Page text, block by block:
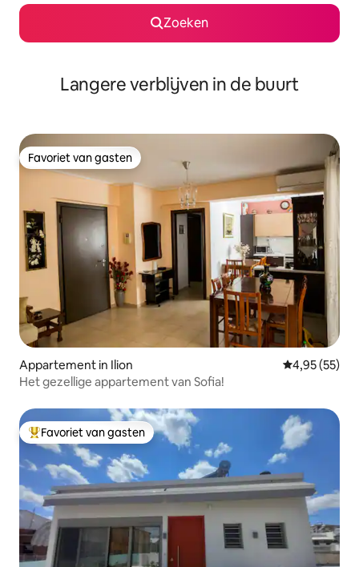
Zoeken
Langere verblijven in de buurt
Favoriet van gasten
Favoriet van gasten
Appartement in Ilion Gemiddelde
4,95 (55)
Het gezellige appartement van Sofia!
Topfavoriet van gasten
Favoriet van gasten